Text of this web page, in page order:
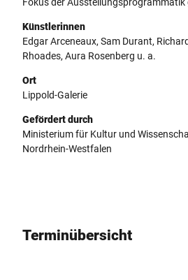
Künstlerinnen
Edgar Arceneaux, Sam Durant,
Rhoades, Aura Rosenberg u. a.
Ort
Lippold-Galerie
Gefördert durch
Ministerium für Kultur und
Nordrhein-Westfalen
Terminübersicht